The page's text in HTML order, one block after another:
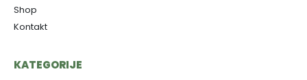
Shop
Kontakt
KATEGORIJE